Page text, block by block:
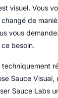
visuel. Vous
de
vous
besoin.
Sauce Visual,
Sauce Labs